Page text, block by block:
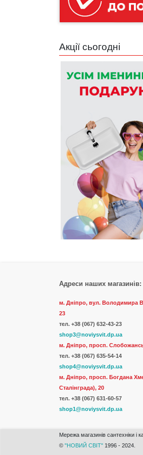
Акції сьогодні
Адреси наших магазинів:
м. Дніпро, вул. Володимира
23
тел. +38 (067) 632-43-23
shop3@noviysvit.dp.ua
м. Дніпро, просп.
тел. +38 (067) 635-54-14
shop4@noviysvit.dp.ua
м. Дніпро, просп. Богдана
Сталінграда), 20
тел. +38 (067) 631-60-57
shop1@noviysvit.dp.ua
Мережа магазинів сантехніки і
© "НОВИЙ СВІТ" 1996 - 2024.